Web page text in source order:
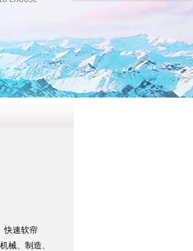
快速软帘
械、制造、